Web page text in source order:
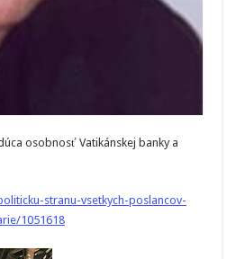
osobnosť Vatikánskej banky a
stranu-vsetkych-poslancov-
1051618